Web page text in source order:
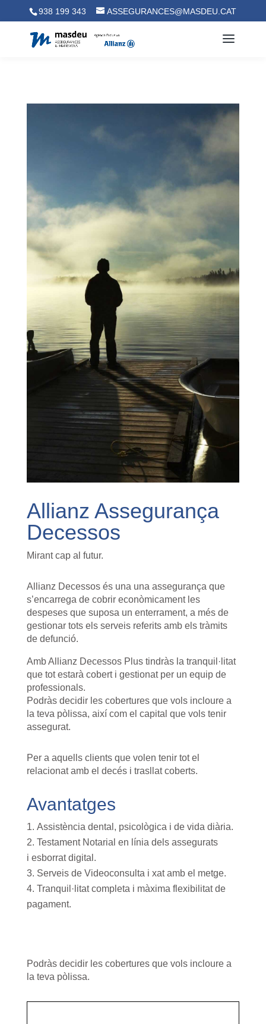
938 199 343 ASSEGURANCES@MASDEU.CAT
Allianz Assegurança
Decessos
Mirant cap al futur.
Allianz Decessos és una una assegurança que
s’encarrega de cobrir econòmicament les
despeses que suposa un enterrament, a més de
gestionar tots els serveis referits amb els tràmits
de defunció.
Amb Allianz Decessos Plus tindràs la tranquil·litat
que tot estarà cobert i gestionat per un equip de
professionals.
Podràs decidir les cobertures que vols incloure a
la teva pòlissa, així com el capital que vols tenir
assegurat.
Per a aquells clients que volen tenir tot el
relacionat amb el decés i trasllat coberts.
Avantatges
Assistència dental, psicològica i de vida diària.
Testament Notarial en línia dels assegurats
i esborratdigital.
Serveis de Videoconsulta i xat amb el metge.
Tranquil·litatcompleta i màxima flexibilitat de
pagament.
Podràsdecidir les cobertures que vols incloure a
la teva pòlissa.